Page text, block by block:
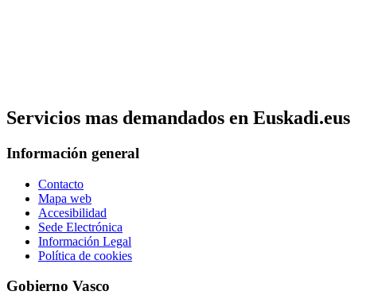
Servicios mas demandados en Euskadi.eus
Información general
Contacto
Mapa web
Accesibilidad
Sede Electrónica
Información Legal
Política de cookies
Gobierno Vasco